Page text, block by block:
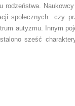
rodzeństwa.
społecznych czy
autyzmu. Innym
sześć